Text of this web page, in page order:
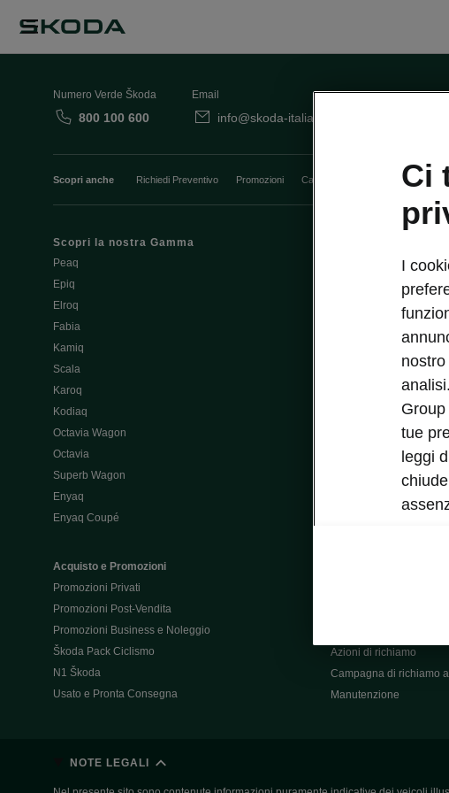
Numero Verde Škoda
800 100 600
Email
info@skoda-italia.it
Scopri anche Richiedi Preventivo Promozioni Cataloghi e Listini Car
Scopri la nostra Gamma
Peaq
Epiq
Elroq
Fabia
Kamiq
Scala
Karoq
Kodiaq
Octavia Wagon
Octavia
Superb Wagon
Enyaq
Enyaq Coupé
Acquisto e Promozioni
Promozioni Privati
Promozioni Post-Vendita
Promozioni Business e Noleggio
Škoda Pack Ciclismo
N1 Škoda
Usato e Pronta Consegna
Aziende e P.IVA
Usato Škoda Plus
Cataloghi e listini
Richiedi Preventivo
Richiedi Test Drive
Post-vendita aziende e
Škoda Supercard
Azioni di richiamo
Campagna di richiamo
Manutenzione
NOTE LEGALI
Ci
I
tue
leggi